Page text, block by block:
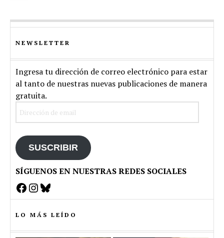
NEWSLETTER
Ingresa tu dirección de correo electrónico para estar
al tanto de nuestras nuevas publicaciones de manera
gratuita.
SUSCRIBIR
SÍGUENOS EN NUESTRAS REDES SOCIALES
Facebook
Instagram
Bluesky
LO MÁS LEÍDO